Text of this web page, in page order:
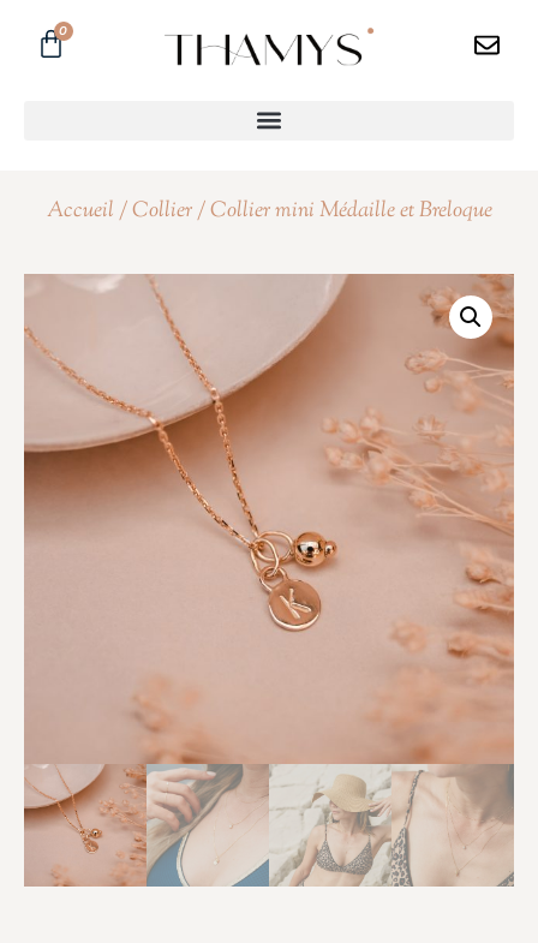
0
Accueil/Collier/ Collier mini Médaille et Breloque